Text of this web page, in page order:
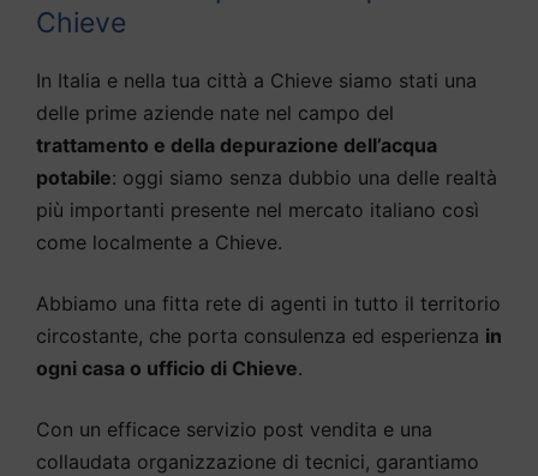
Chieve
In Italia e nella tua città a Chieve siamo stati una
delle prime aziende nate nel campo del
trattamento e della depurazione dell’acqua
potabile: oggi siamo senza dubbio una delle realtà
più importanti presente nel mercato italiano così
come localmente a Chieve.
Abbiamo una fitta rete di agenti in tutto il territorio
circostante, che porta consulenza ed esperienza in
ogni casa o ufficio di Chieve.
Con un efficace servizio post vendita e una
collaudata organizzazione di tecnici, garantiamo